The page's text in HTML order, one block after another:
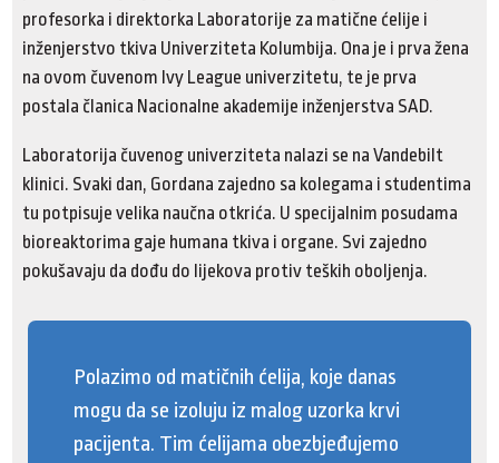
profesorka i direktorka Laboratorije za matične ćelije i
inženjerstvo tkiva Univerziteta Kolumbija. Ona je i prva žena
na ovom čuvenom Ivy League univerzitetu, te je prva
postala članica Nacionalne akademije inženjerstva SAD.
Laboratorija čuvenog univerziteta nalazi se na Vandebilt
klinici. Svaki dan, Gordana zajedno sa kolegama i studentima
tu potpisuje velika naučna otkrića. U specijalnim posudama
bioreaktorima gaje humana tkiva i organe. Svi zajedno
pokušavaju da dođu do lijekova protiv teških oboljenja.
Polazimo od matičnih ćelija, koje danas
mogu da se izoluju iz malog uzorka krvi
pacijenta. Tim ćelijama obezbjeđujemo